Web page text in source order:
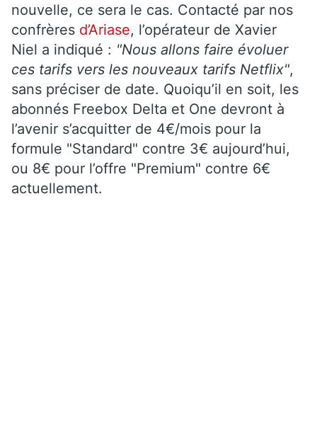
nouvelle, ce sera le cas. Contacté par nos
confrères d’Ariase, l’opérateur de Xavier
Niel a indiqué : "Nous allons faire évoluer
ces tarifs vers les nouveaux tarifs Netflix",
sans préciser de date. Quoiqu’il en soit, les
abonnés Freebox Delta et One devront à
l’avenir s’acquitter de 4€/mois pour la
formule "Standard" contre 3€ aujourd’hui,
ou 8€ pour l’offre "Premium" contre 6€
actuellement.